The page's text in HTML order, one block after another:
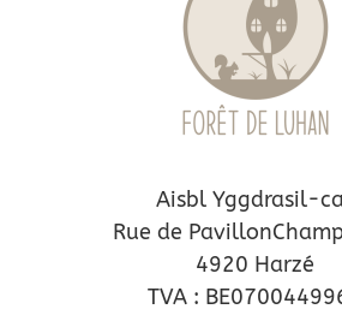
Aisbl Yggdrasil-
Rue de
4920 Harzé
TVA :